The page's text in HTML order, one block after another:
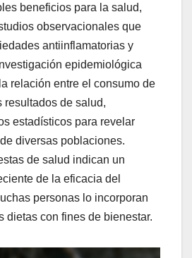
beneficios para la salud,
observacionales que
antiinflamatorias y
epidemiológica
relación entre el consumo de
resultados de salud,
estadísticos para revelar
diversas poblaciones.
de salud indican un
de la eficacia del
personas lo incorporan
dietas con fines de bienestar.